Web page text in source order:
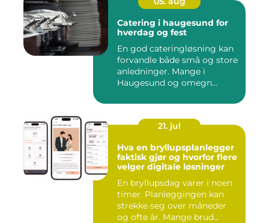
Catering i haugesund for
hverdag og fest
En god cateringløsning kan
forvandle både små og store
anledninger. Mange i
Haugesund og omegn
21. jul
Hva en bryllupsplanlegger
faktisk gjør og hvorfor flere
velger digitale løsninger
En bryllupsdag varer i noen
timer. Planleggingen kan
strekke seg over måneder
og ofte år. Mange brud...